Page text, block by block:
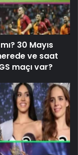
30 Mayıs
ve saat
maçı var?